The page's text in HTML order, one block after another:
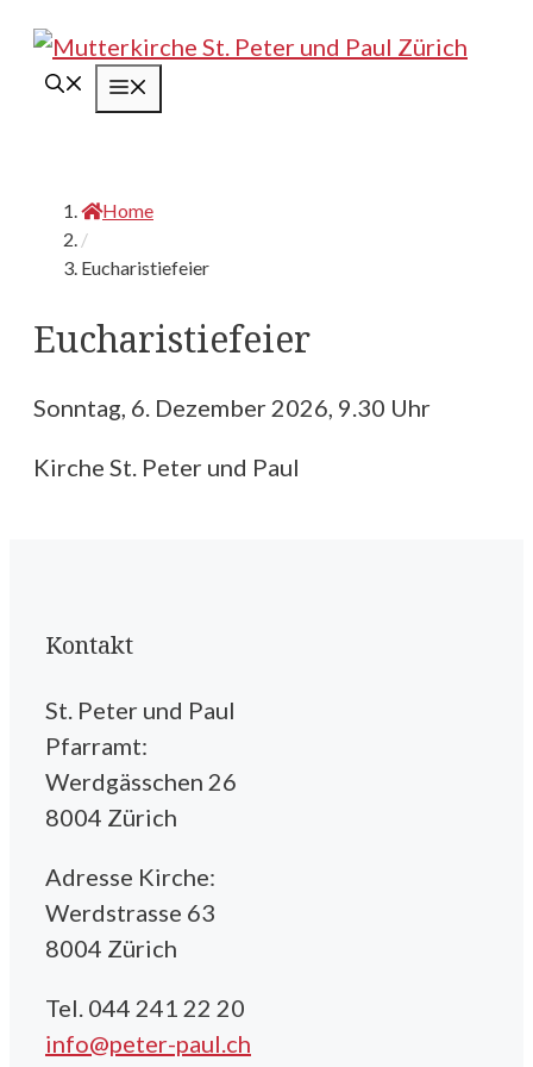
Springe
Inhalt
Home
/
Eucharistiefeier
Eucharistiefeier
Sonntag, 6. Dezember 2026, 9.30 Uhr
Kirche St. Peter und Paul
Kontakt
St. Peter und Paul
Pfarramt:
Werdgässchen 26
8004 Zürich
Adresse Kirche:
Werdstrasse 63
8004 Zürich
Tel. 044 241 22 20
info@peter-paul.ch